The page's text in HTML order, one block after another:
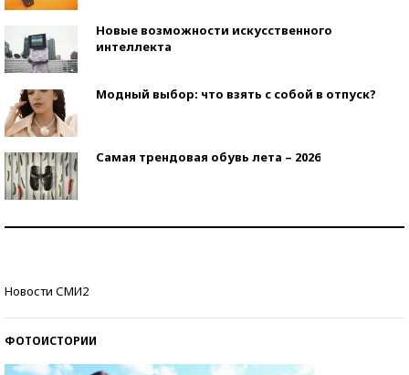
Новые возможности искусственного
интеллекта
Модный выбор: что взять с собой в отпуск?
Самая трендовая обувь лета – 2026
Новости СМИ2
ФОТОИСТОРИИ